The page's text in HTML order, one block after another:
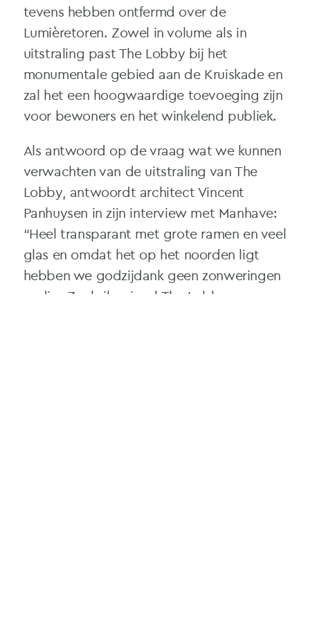
tevens hebben ontfermd over de
Lumièretoren. Zowel in volume als in
uitstraling past The Lobby bij het
monumentale gebied aan de Kruiskade en
zal het een hoogwaardige toevoeging zijn
voor bewoners en het winkelend publiek.
Als antwoord op de vraag wat we kunnen
verwachten van de uitstraling van The
Lobby, antwoordt architect Vincent
Panhuysen in zijn interviewmet Manhave:
“Heel transparant met grote ramen en veel
glas en omdat het op het noorden ligt
hebben we godzijdank geen zonweringen
nodig. Zoals ik zei, zal The Lobby een